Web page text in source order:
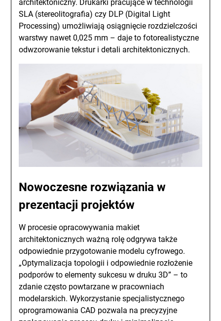
architektoniczny. Drukarki pracujące w technologii
SLA (stereolitografia) czy DLP (Digital Light
Processing) umożliwiają osiągnięcie rozdzielczości
warstwy nawet 0,025 mm – daje to fotorealistyczne
odwzorowanie tekstur i detali architektonicznych.
Nowoczesne rozwiązania w
prezentacji projektów
W procesie opracowywania makiet
architektonicznych ważną rolę odgrywa także
odpowiednie przygotowanie modelu cyfrowego.
„Optymalizacja topologii i odpowiednie rozłożenie
podporów to elementy sukcesu w druku 3D” – to
zdanie często powtarzane w pracowniach
modelarskich. Wykorzystanie specjalistycznego
oprogramowania CAD pozwala na precyzyjne